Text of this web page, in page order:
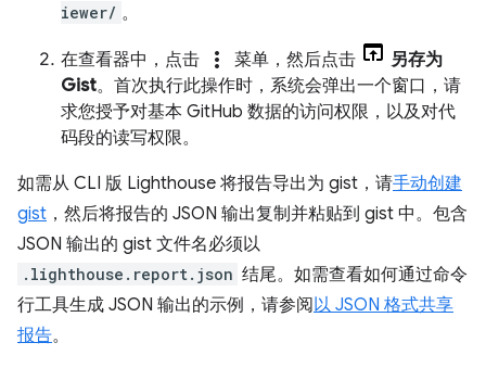
iewer/ 。
在查看器中，点击 more_vert 菜单，然后点击
另存为
Gist。首次执行此操作时，系统会弹出一个窗口，请
求您授予对基本 GitHub 数据的访问权限，以及对代
码段的读写权限。
如需从 CLI 版 Lighthouse 将报告导出为 gist，请手动创建
gist ，然后将报告的 JSON 输出复制并粘贴到 gist 中。包含
JSON 输出的 gist 文件名必须以
.lighthouse.report.json 结尾。如需查看如何通过命令
行工具生成 JSON 输出的示例，请参阅以 JSON 格式共享
报告。